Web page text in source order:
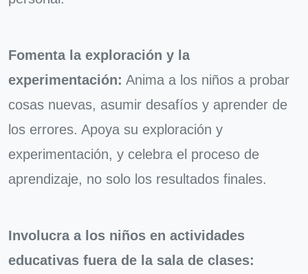
Fomenta la exploración y la
experimentación: Anima a los niños a probar
cosas nuevas, asumir desafíos y aprender de
los errores. Apoya su exploración y
experimentación, y celebra el proceso de
aprendizaje, no solo los resultados finales.
Involucra a los niños en actividades
educativas fuera de la sala de clases: